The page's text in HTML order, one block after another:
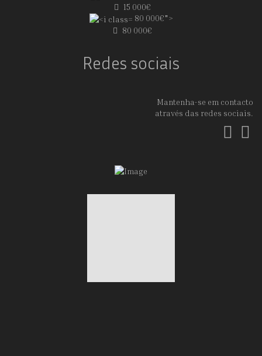
15 000€
80 000€">
80 000€
Redes sociais
Mantenha-se em contacto
através das redes sociais.